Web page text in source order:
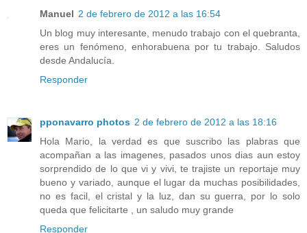
Manuel 2 de febrero de 2012 a las 16:54
Un blog muy interesante, menudo trabajo con el quebranta,
eres un fenómeno, enhorabuena por tu trabajo. Saludos
desde Andalucía.
Responder
pponavarro photos 2 de febrero de 2012 a las 18:16
Hola Mario, la verdad es que suscribo las plabras que
acompañan a las imagenes, pasados unos dias aun estoy
sorprendido de lo que vi y vivi, te trajiste un reportaje muy
bueno y variado, aunque el lugar da muchas posibilidades,
no es facil, el cristal y la luz, dan su guerra, por lo solo
queda que felicitarte , un saludo muy grande
Responder